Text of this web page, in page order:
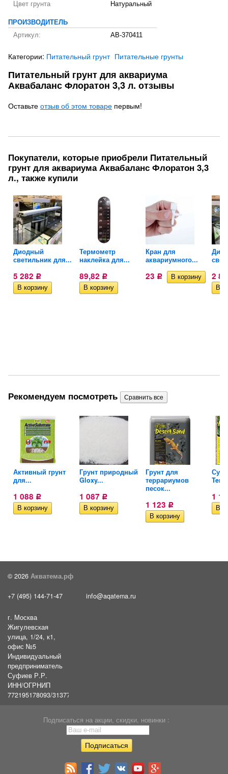
Цвет грунта
Натуральный
ПРОИЗВОДИТЕЛЬ
Артикул:
AB-370411
Категории: Питательный грунт Питательные грунты
Питательный грунт для аквариума
Аквабаланс Флоратон 3,3 л. отзывы
Оставьте отзыв об этом товаре первым!
Покупатели, которые приобрели Питательный
грунт для аквариума Аквабаланс Флоратон 3,3
л., также купили
Диодный
светильник для...
5 282 Р
Термометр
наклейка для...
89,82 Р
Кран для
аквариумного...
23 Р 2
Рекомендуем посмотреть
Активный грунт
для...
1 088 Р
Грунт природный
Gloxy...
1 087 Р
Грунт для
террариумов
песок...
1 123 Р
1
© 2026 Акватема.рф
+7 (495) 144-71-47 info@aqatema.ru
г. Москва
Жигулевская
улица, 1/24, к1,
офис №5
Индивидуальный
предприниматель
Суфиев Р.Р.
ИНН/ОГРНИП
772195178093/31377461610054
Подписаться на акции, скидки, новинки :